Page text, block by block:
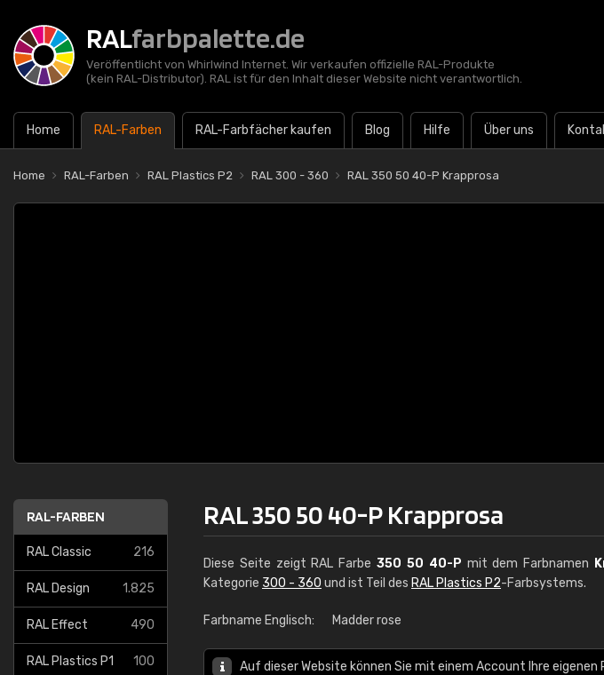
RALfarbpalette.de
Veröffentlicht von Whirlwind Internet. Wir verkaufen offizielle RAL-Produkte
(kein RAL-Distributor). RAL ist für den Inhalt dieser Website nicht verantwortlich.
Home RAL-Farben RAL-Farbfächer kaufen Blog Hilfe Über uns
Home RAL-Farben RAL Plastics P2 RAL 300 - 360 RAL 350 50 40-P Krapprosa
RAL-FARBEN
RAL Classic 216
RAL Design 1.825
RAL Effect 490
RAL Plastics P1 100
RAL 350 50 40-P Krapprosa
Diese Seite zeigt RAL Farbe350 50 40-P mit dem Farbnamen
Kategorie 300 - 360 und ist Teil des RAL Plastics P2-Farbsystems.
Farbname Englisch: Madder rose
Auf dieser Website können Sie mit einem Account Ihre eigenen